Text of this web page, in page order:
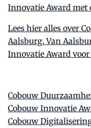
Innovatie Award met
Lees hier alles over
Aalsburg. Van
Innovatie Award
Cobouw
Cobouw Innovatie
Cobouw